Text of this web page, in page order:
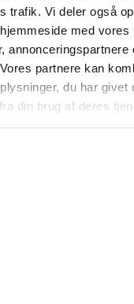
trafik. Vi deler også
med vores
annonceringspartnere
partnere kan
du har givet
din brug af deres
også
lide...